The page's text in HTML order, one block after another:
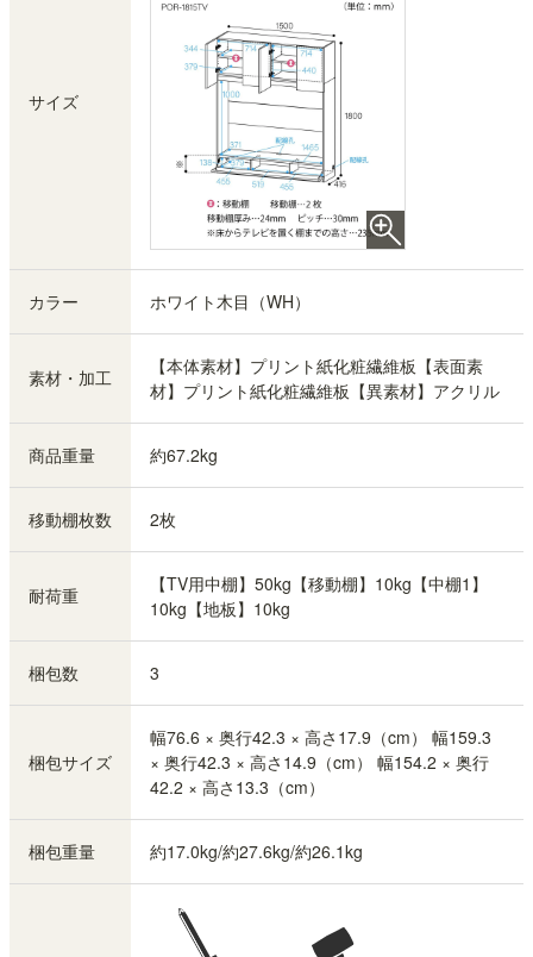
サイズ
カラー ホワイト木目（WH）
素材・加工
【本体素材】プリント紙化粧繊維板【表面素
材】プリント紙化粧繊維板【異素材】アクリル
商品重量 約67.2kg
移動棚枚数 2枚
耐荷重
【TV用中棚】50kg【移動棚】10kg【中棚1】
10kg【地板】10kg
梱包数 3
梱包サイズ
幅76.6 × 奥行42.3 × 高さ17.9（cm） 幅159.3
× 奥行42.3 × 高さ14.9（cm） 幅154.2 × 奥行
42.2 × 高さ13.3（cm）
梱包重量 約17.0kg/約27.6kg/約26.1kg